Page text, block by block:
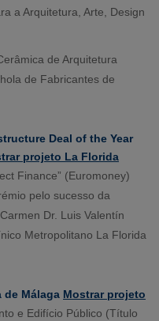
a Arquitetura, Arte, Design
de Arquitetura
de Fabricantes de
Deal of the Year
projeto La Florida
Finance” (Euromoney)
pelo sucesso da
Dr. Luis Valentín
Metropolitano La Florida
de Málaga Mostrar projeto
e Edifício Público (Título